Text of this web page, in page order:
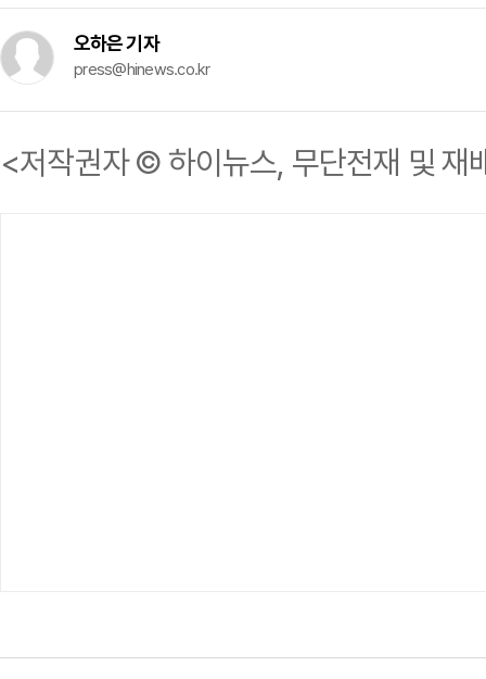
오하은 기자
press@hinews.co.kr
<저작권자 © 하이뉴스, 무단전재 및 재